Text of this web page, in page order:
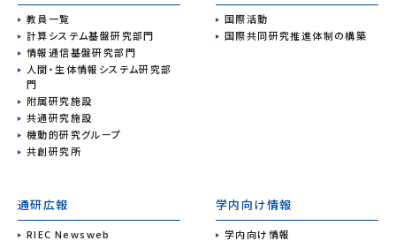
教員一覧
計算システム基盤研究部門
情報通信基盤研究部門
人間・生体情報システム研究部
門
附属研究施設
共通研究施設
機動的研究グループ
共創研究所
国際活動
国際共同研究推進体制の構築
通研広報
RIEC Newsweb
学内向け情報
学内向け情報